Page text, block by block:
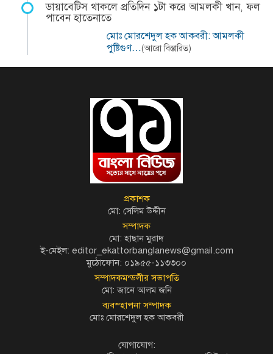
ডায়াবেটিস থাকলে প্রতিদিন ১টা করে আমলকী খান, ফল
পাবেন হাতেনাতে
মোঃ মোরশেদুল হক আকবরী: আমলকী
পুষ্টিগুণ…(আরো বিস্তারিত)
প্রকাশক
মো: সেলিম উদ্দীন
সম্পাদক
মো: হাছান মুরাদ
ই-মেইল: editor_ekattorbanglanews@gmail.com
মুঠোফোন: ০১৯৫৫-১১৩৩০০
সম্পাদকমন্ডলীর সভাপতি
মো: জানে আলম জনি
ব্যবস্হাপনা সম্পাদক
মোঃ মোরশেদুল হক আকবরী
যোগাযোগ: